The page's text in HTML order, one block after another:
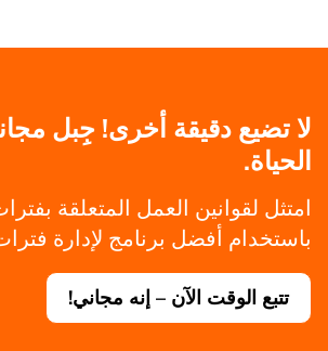
لا تضيع دقيقة أخرى! جِبل
الحياة.
امتثل لقوانين العمل المتعلقة
باستخدام أفضل برنامج لإدارة
تتبع الوقت الآن – إنه مجاني!